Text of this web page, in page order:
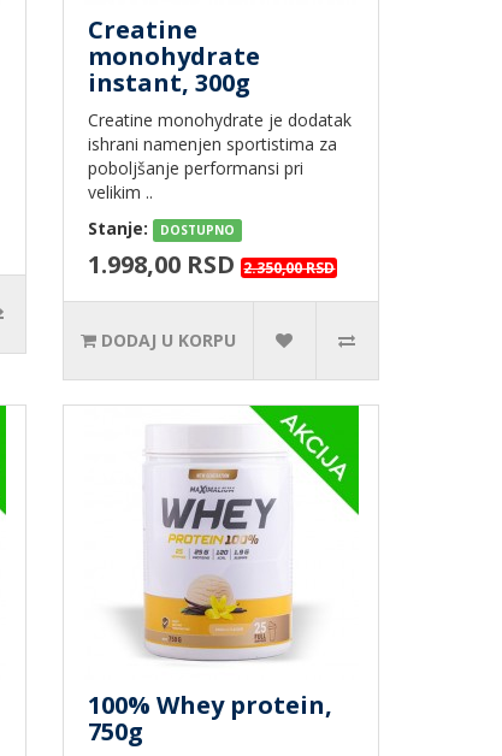
Creatine
monohydrate
instant, 300g
Creatine monohydrate je dodatak
ishrani namenjen sportistima za
poboljšanje performansi pri
velikim ..
Stanje:
DOSTUPNO
1.998,00 RSD 2.350,00 RSD
DODAJ U KORPU
100% Whey protein,
750g